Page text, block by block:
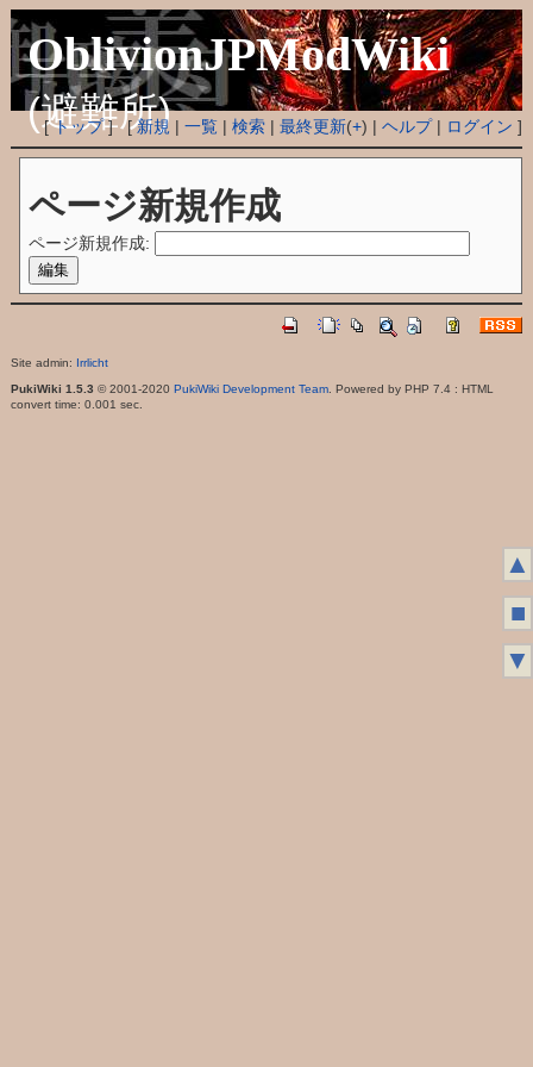
OblivionJPModWiki
(避難所)
[トップ] [新規 |一覧 |検索 |最終更新(+) |ヘルプ| ログイン ]
ページ新規作成
ページ新規作成:
Site admin: Irrlicht
PukiWiki 1.5.3 © 2001-2020 PukiWiki Development Team. Powered by PHP 7.4 : HTML
convert time: 0.001 sec.
▲
■
▼